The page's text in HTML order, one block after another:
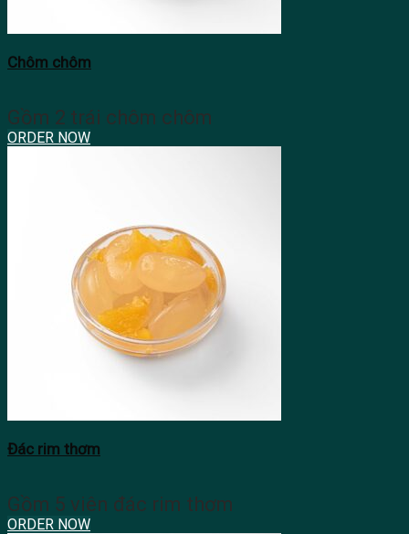
Chôm chôm
Gồm 2 trái chôm chôm
ORDER NOW
Đác rim thơm
Gồm 5 viên đác rim thơm
ORDER NOW